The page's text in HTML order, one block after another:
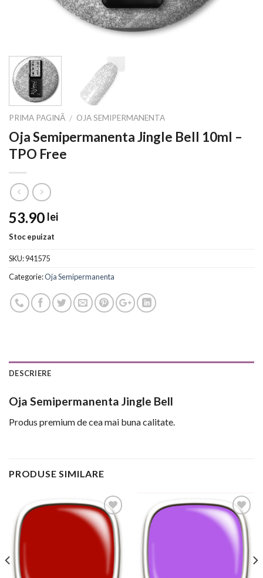
PRIMA PAGINĂ / OJA SEMIPERMANENTA
Oja Semipermanenta Jingle Bell 10ml –
TPO Free
53.90 lei
Stoc epuizat
SKU:941575
Categorie:Oja Semipermanenta
DESCRIERE
Oja Semipermanenta Jingle Bell
Produs premium de cea mai buna calitate.
PRODUSE SIMILARE
Add to
Wishlist
Add to
Wishlist